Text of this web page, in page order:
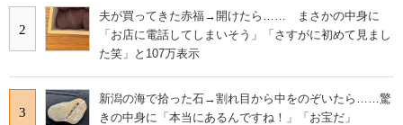
2
夫が買ってきた赤福→開けたら…… まさかの中身に
「お店に電話してしまいそう」「さすがに初めて見まし
た笑」と107万表示
3
新潟の海で拾った石→割れ目から中をのぞいたら……驚
きの中身に「本当にあるんですね！」「お宝だ」